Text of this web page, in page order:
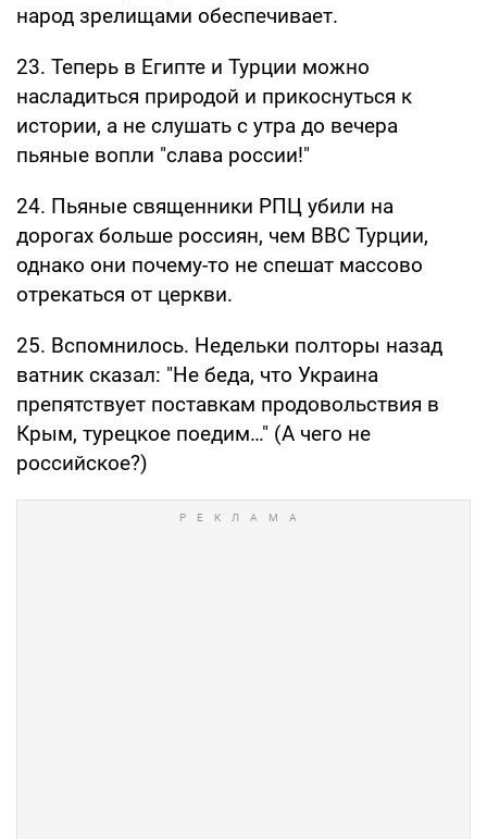
народ зрелищами обеспечивает.
23. Теперь в Египте и Турции можно
насладиться природой и прикоснуться к
истории, а не слушать с утра до вечера
пьяные вопли "слава россии!"
24. Пьяные священники РПЦ убили на
дорогах больше россиян, чем ВВС Турции,
однако они почему-то не спешат массово
отрекаться от церкви.
25. Вспомнилось. Недельки полторы назад
ватник сказал: "Не беда, что Украина
препятствует поставкам продовольствия в
Крым, турецкое поедим…" (А чего не
российское?)